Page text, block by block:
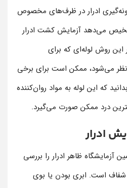
ادرار در ظرف‌های مخصوص
می‌دهد آزمایش کشت ادرار
این روش لوله‌ای که برای
نظر می‌شود، ممکن است برای برخی
که این لوله به مواد روان‌کننده
درد ممکن صورت می‌گیرد.
ادرار
ظاهر ادرار را بررسی
شفاف است. ابری بودن یا بوی